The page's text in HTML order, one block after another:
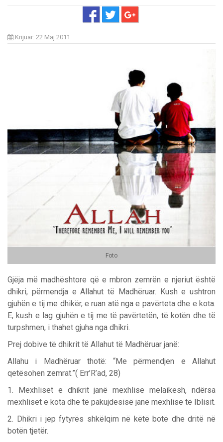
Krijuar: 22 Maj 2011
Foto
Gjëja më madhështore që e mbron zemrën e njeriut është
dhikri, përmendja e Allahut të Madhëruar. Kush e ushtron
gjuhën e tij me dhikër, e ruan atë nga e pavërteta dhe e kota.
E, kush e lag gjuhën e tij me të pavërtetën, të kotën dhe të
turpshmen, i thahet gjuha nga dhikri.
Prej dobive të dhikrit të Allahut të Madhëruar janë:
Allahu i Madhëruar thotë: “Me përmendjen e Allahut
qetësohen zemrat.”( Err’R’ad, 28)
1. Mexhliset e dhikrit janë mexhlise melaikesh, ndërsa
mexhliset e kota dhe të pakujdesisë janë mexhlise të Iblisit.
2. Dhikri i jep fytyrës shkëlqim në këtë botë dhe dritë në
botën tjetër.